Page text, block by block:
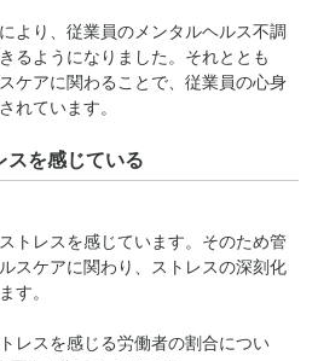
より、従業員のメンタルヘルス不調
るようになりました。それととも
ケアに関わることで、従業員の心身
れています。
スを感じている
トレスを感じています。そのため管
スケアに関わり、ストレスの深刻化
す。
レスを感じる労働者の割合につい